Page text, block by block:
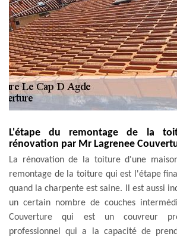
L'étape du remontage de la
rénovation par Mr Lagrenee
La rénovation de la toiture d'une
remontage de la toiture qui est l'étape
quand la charpente est saine. Il est aussi
un certain nombre de couches
Couverture qui est un couvreur
professionnel qui a la capacité de